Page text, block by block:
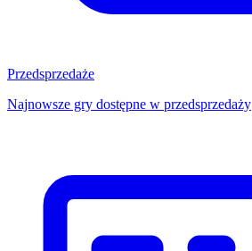
Przedsprzedaże
Najnowsze gry dostępne w przedsprzedaży